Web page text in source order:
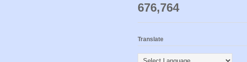
676,764
Translate